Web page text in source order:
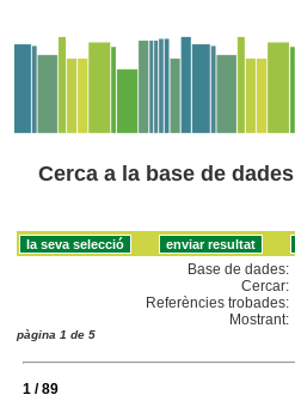
Cerca a la base de dades
Base de dades:
Cercar:
Referències trobades:
Mostrant:
pàgina 1 de 5
1 / 89